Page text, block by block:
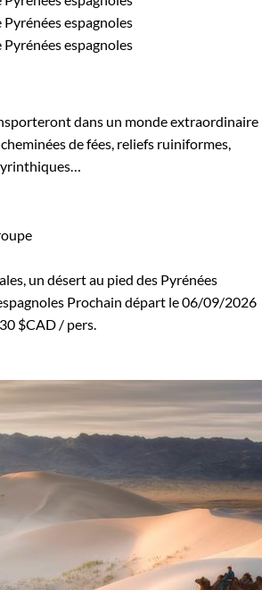
Les 14/16 ans
et lacs
Patrimoine et Nature
dans un monde extraordinaire
de fées, reliefs ruiniformes,
un désert au pied des Pyrénées
Prochain départ le 06/09/2026
$CAD / pers.